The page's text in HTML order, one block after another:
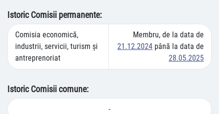
Istoric Comisii permanente:
Comisia economică,
industrii, servicii, turism și
antreprenoriat
Membru, de la data de
21.12.2024 până la data de
28.05.2025
Istoric Comisii comune:
-